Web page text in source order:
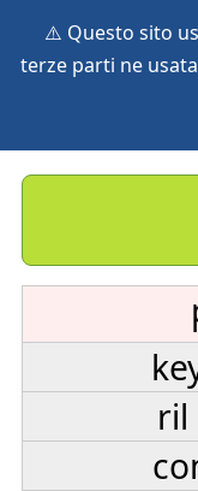
⚠️ Questo sito
terze parti ne
ril